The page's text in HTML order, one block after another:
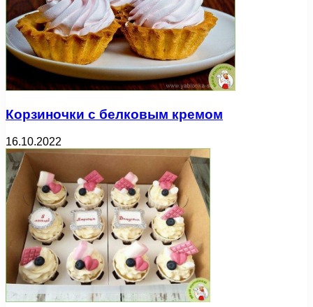
Корзиночки с белковым кремом
16.10.2022